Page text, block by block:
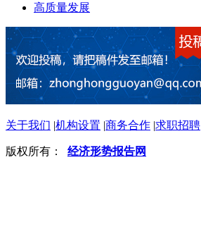
高质量发展
关于我们 |机构设置 |商务合作 |求职招聘
版权所有： 经济形势报告网